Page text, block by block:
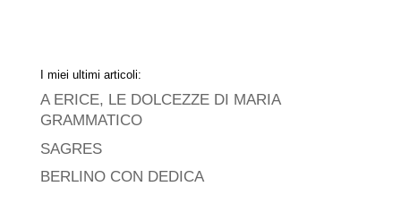
I miei ultimi articoli:
A ERICE, LE DOLCEZZE DI MARIA
GRAMMATICO
SAGRES
BERLINO CON DEDICA